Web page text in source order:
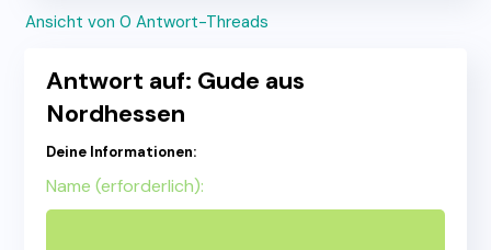
Ansicht von 0 Antwort-Threads
Antwort auf: Gude aus
Nordhessen
Deine Informationen:
Name (erforderlich):